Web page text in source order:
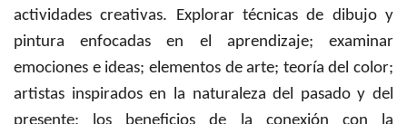
actividades creativas. Explorar técnicas de dibujo y
pintura enfocadas en el aprendizaje; examinar
emociones e ideas; elementos de arte; teoría del color;
artistas inspirados en la naturaleza del pasado y del